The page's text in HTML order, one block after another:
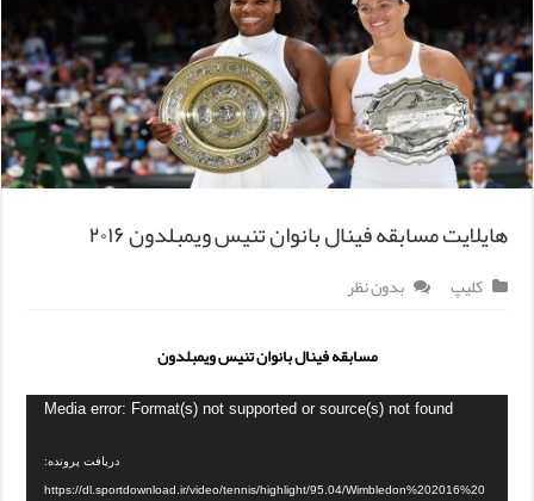
هایلایت مسابقه فینال بانوان تنیس ویمبلدون ۲۰۱۶
کلیپ بدون نظر
مسابقه فینال بانوان تنیس ویمبلدون
Media error: Format(s) not supported or source(s) not found
دریافت پرونده:
https://dl.sportdownload.ir/video/tennis/highlight/95.04/Wimbledon%202016%20